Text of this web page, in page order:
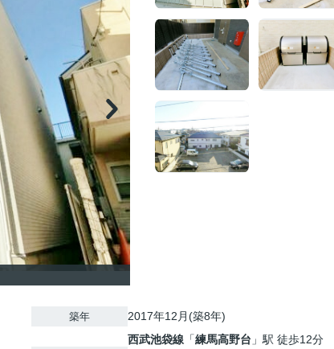
築年 2017年12月(築8年)
西武池袋線 「練馬高野台 」駅 徒歩12分